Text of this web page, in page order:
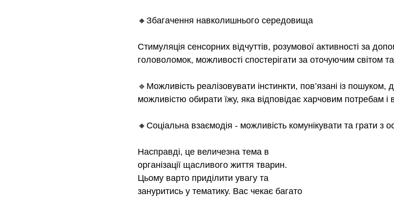
🔸Збагачення навколишнього середовища
Стимуляція сенсорних відчуттів, розумової активності за
головоломок, можливості спостерігати за оточуючим світом
🔹Можливість реалізовувати інстинкти, пов’язані із пошуком,
можливістю обирати їжу, яка відповідає харчовим потребам
🔸Соціальна взаємодія - можливість комунікувати та грати з
Насправді, це величезна тема в
організації щасливого життя тварин.
Цьому варто приділити увагу та
зануритись у тематику. Вас чекає багато